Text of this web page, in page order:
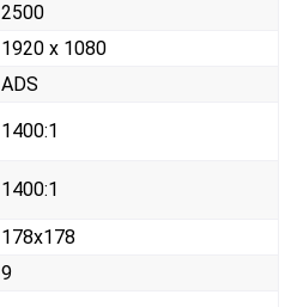
2500
1920 x 1080
ADS
1400:1
1400:1
178x178
9